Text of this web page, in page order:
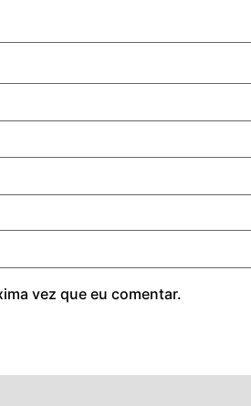
vez que eu comentar.